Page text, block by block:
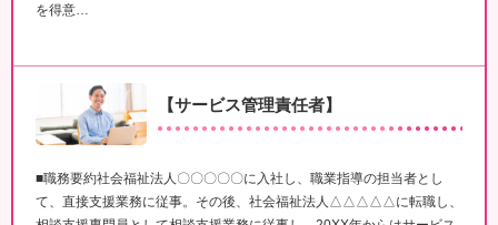
を得意…
【サービス管理責任者】
■職務要約社会福祉法人〇〇〇〇〇に入社し、職業指導の担当者とし
て、直接支援業務に従事。その後、社会福祉法人△△△△△に転職し、